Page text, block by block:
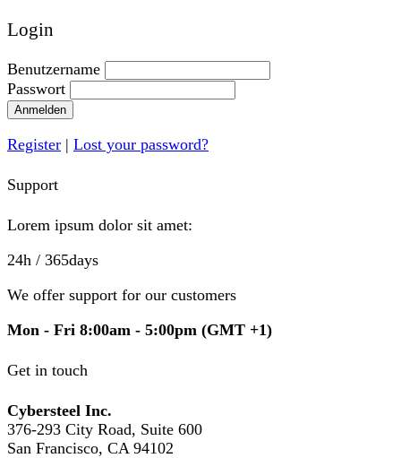
Login
Benutzername
Passwort
Anmelden
Register | Lost your password?
Support
Lorem ipsum dolor sit amet:
24h / 365days
We offer support for our customers
Mon - Fri 8:00am - 5:00pm (GMT +1)
Get in touch
Cybersteel Inc.
376-293 City Road, Suite 600
San Francisco, CA 94102